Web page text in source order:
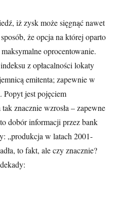
iż zysk może sięgnąć nawet
że opcja na której oparto
oprocentowanie.
z opłacalności lokaty
emitenta; zapewnie w
Popyt jest pojęciem
znacznie wzrosła – zapewne
dobór informacji przez bank
„produkcja w latach 2001-
to fakt, ale czy znacznie?